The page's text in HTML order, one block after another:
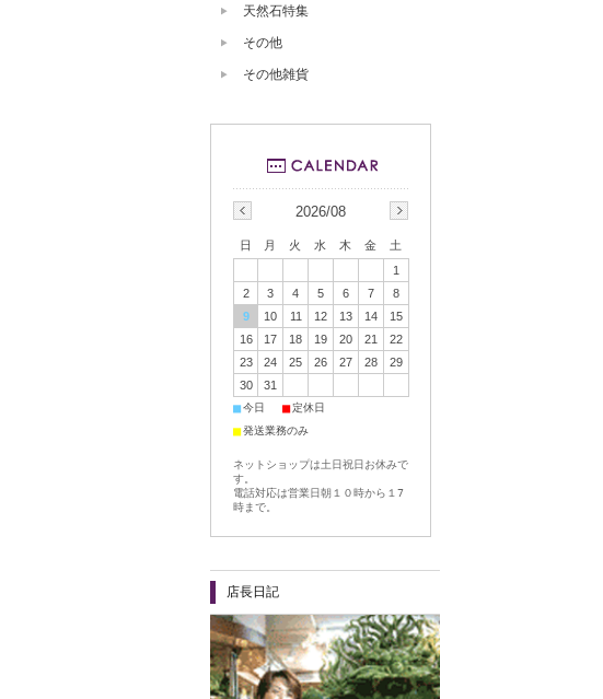
天然石特集
その他
その他雑貨
2026/08
日 月 火 水 木 金
土
1
2
3 4 5 6 7
8
9
10 11 12 13 14
15
16
17 18 19 20 21
22
23
24 25 26 27 28
29
30
31
■今日 ■定休日
■発送業務のみ
ネットショップは土日祝日お休みで
す。
電話対応は営業日朝１０時から１7
時まで。
店長日記